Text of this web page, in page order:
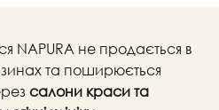
NAPURA не продається в
та поширюється
салони краси та